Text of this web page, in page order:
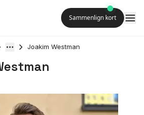
Sammenlign kort
Joakim Westman